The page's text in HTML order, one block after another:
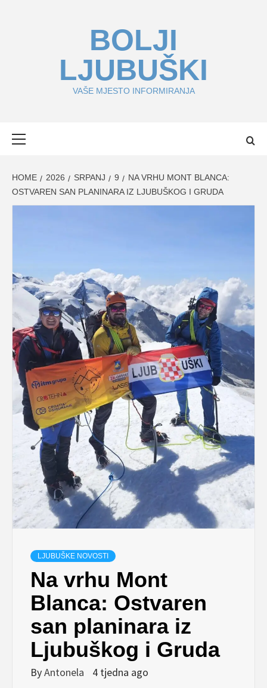
BOLJI
LJUBUŠKI
VAŠE MJESTO INFORMIRANJA
HOME 2026 SRPANJ 9
NA VRHU MONT BLANCA:
OSTVAREN SAN PLANINARA IZ LJUBUŠKOG I GRUDA
LJUBUŠKE NOVOSTI
Na vrhu Mont
Blanca: Ostvaren
san planinara iz
Ljubuškog i Gruda
ByAntonela 4 tjedna ago